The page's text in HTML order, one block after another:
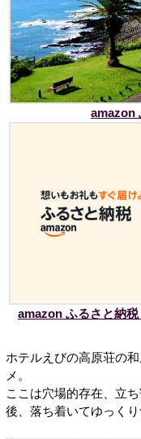
amazon
amazon ふるさと納税
ホテルえびの高原荘の
メ。
ここは穴場的存在、立
後、落ち着いてゆっくり